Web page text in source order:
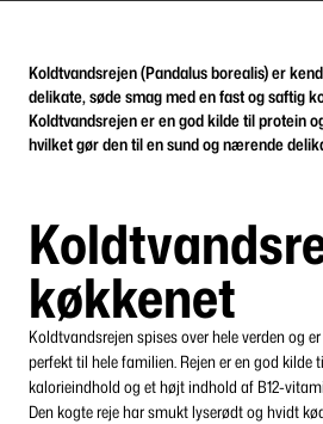
Koldtvandsrejen (Pandalus borealis) er
delikate, søde smag med en fast og saftig
Koldtvandsrejen er en god kilde til protein
hvilket gør den til en sund og nærende
køkkenet
Koldtvandsrejen spises over hele verden og
perfekt til hele familien. Rejen er en god kilde
kalorieindhold og et højt indhold af B12-
Den kogte reje har smukt lyserødt og hvidt